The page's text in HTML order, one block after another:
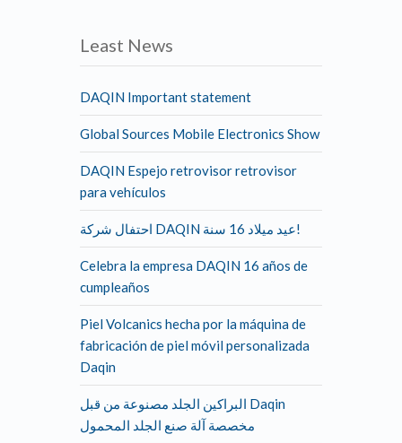
Least News
DAQIN Important statement
Global Sources Mobile Electronics Show
DAQIN Espejo retrovisor retrovisor
para vehículos
احتفال شركة DAQIN عيد ميلاد 16 سنة!
Celebra la empresa DAQIN 16 años de
cumpleaños
Piel Volcanics hecha por la máquina de
fabricación de piel móvil personalizada
Daqin
البراكين الجلد مصنوعة من قبل Daqin
مخصصة آلة صنع الجلد المحمول